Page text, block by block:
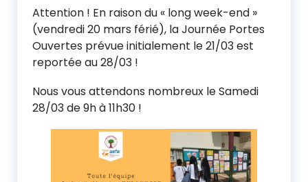
Attention ! En raison du « long week-end »
(vendredi 20 mars férié), la Journée Portes
Ouvertes prévue initialement le 21/03 est
reportée au 28/03 !
Nous vous attendons nombreux le Samedi
28/03 de 9h à 11h30 !